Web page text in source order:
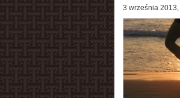
3 września